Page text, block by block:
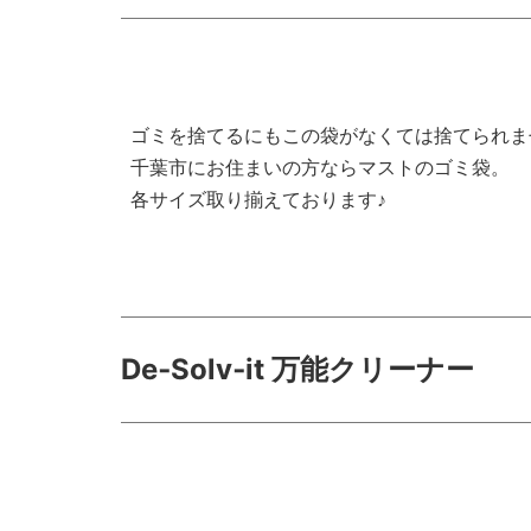
ゴミを捨てるにもこの袋がなくては捨てられ
千葉市にお住まいの方ならマストのゴミ袋。
各サイズ取り揃えております♪
De‑Solv‑it 万能クリーナー